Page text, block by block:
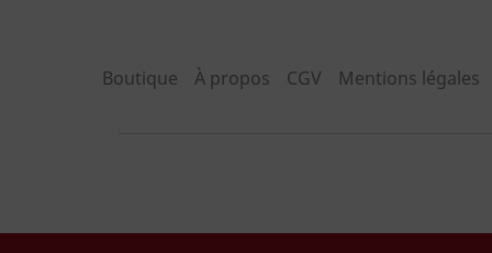
Boutique À propos CGV Mentions légales